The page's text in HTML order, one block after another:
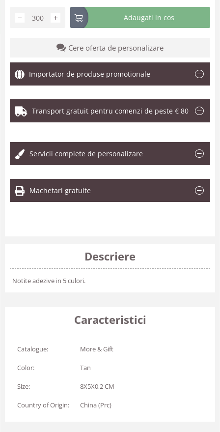
+
− Adaugati in cos
Cere oferta de personalizare
Importator de produse promotionale
Transport gratuit pentru comenzi de peste € 80
Servicii complete de personalizare
Machetari gratuite
Descriere
Notite adezive in 5 culori.
Caracteristici
Catalogue: More & Gift
Color: Tan
Size: 8X5X0,2 CM
Country of Origin: China (Prc)